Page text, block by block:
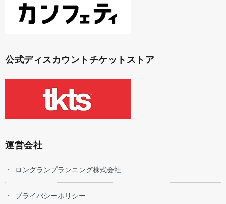
公式ディスカウントチケットストア
運営会社
ロングランプランニング株式会社
プライバシーポリシー